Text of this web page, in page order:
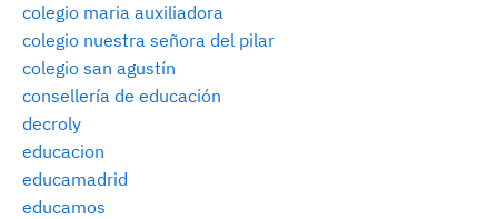
colegio maria auxiliadora
colegio nuestra señora del pilar
colegio san agustín
consellería de educación
decroly
educacion
educamadrid
educamos